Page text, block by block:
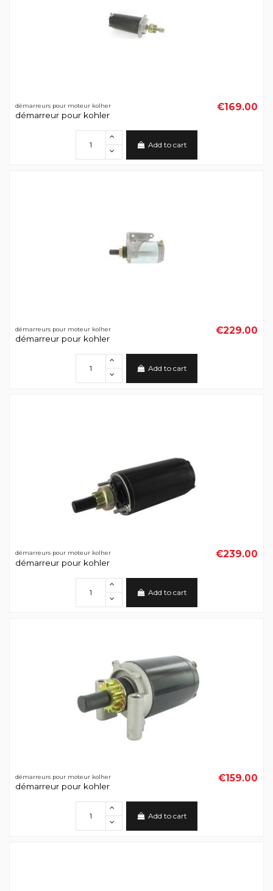
démarreurs pour moteur kolher
démarreur pour kohler
€169.00
Add to cart
démarreurs pour moteur kolher
démarreur pour kohler
€229.00
Add to cart
démarreurs pour moteur kolher
démarreur pour kohler
€239.00
Add to cart
démarreurs pour moteur kolher
démarreur pour kohler
€159.00
Add to cart